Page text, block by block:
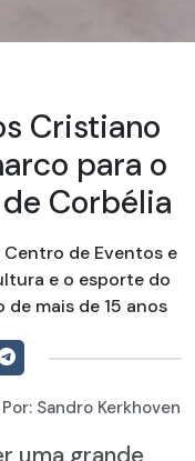
Cristiano
para o
Corbélia
Centro de Eventos e
e o esporte do
mais de 15 anos
Sandro Kerkhoven
uma grande